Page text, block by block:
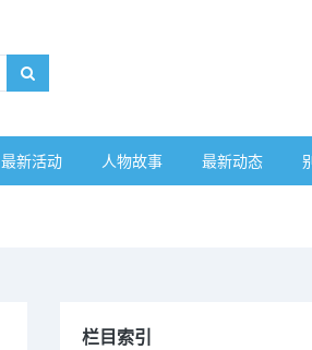
最新活动 人物故事 最新动态
栏目索引